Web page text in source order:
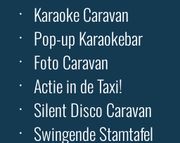
Karaoke Caravan
Pop-up Karaokebar
Foto Caravan
Actie in de Taxi!
Silent Disco Caravan
Swingende Stamtafel